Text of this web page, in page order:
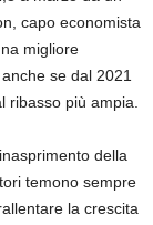
capo economista
migliore
se dal 2021
ribasso più ampia.
della
temono sempre
la crescita